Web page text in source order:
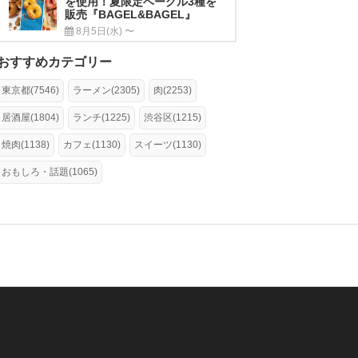
販売『BAGEL&BAGEL』
8月5日(水) 〜
すすめカテゴリー
東京都(7546) ラーメン(2305) 肉(2253)
居酒屋(1804) ランチ(1225) 渋谷区(1215)
焼肉(1138) カフェ(1130) スイーツ(1130)
おもしろ・話題(1065)